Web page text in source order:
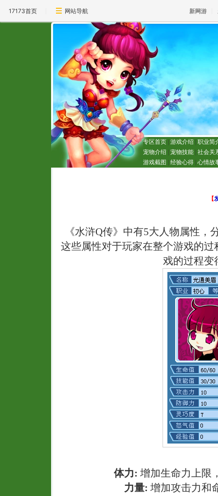
17173首页 网站导航 新网游
专区首页 游戏介绍
职业简
宠物介绍
宠物技能 社会关
游戏截图
经验心得 心情故
【
《水浒Q传》中有5大人物属性
这些属性对于玩家在整个游戏的
戏的过程变
体力: 增加生命力上限
力量: 增加攻击力和